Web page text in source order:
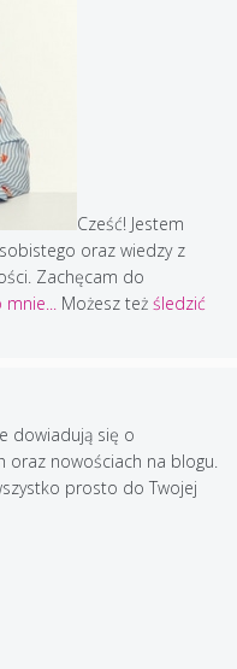
Cześć! Jestem
oraz wiedzy z
Zachęcam do
mnie... Możesz też śledzić
dowiadują się o
oraz nowościach na blogu.
prosto do Twojej